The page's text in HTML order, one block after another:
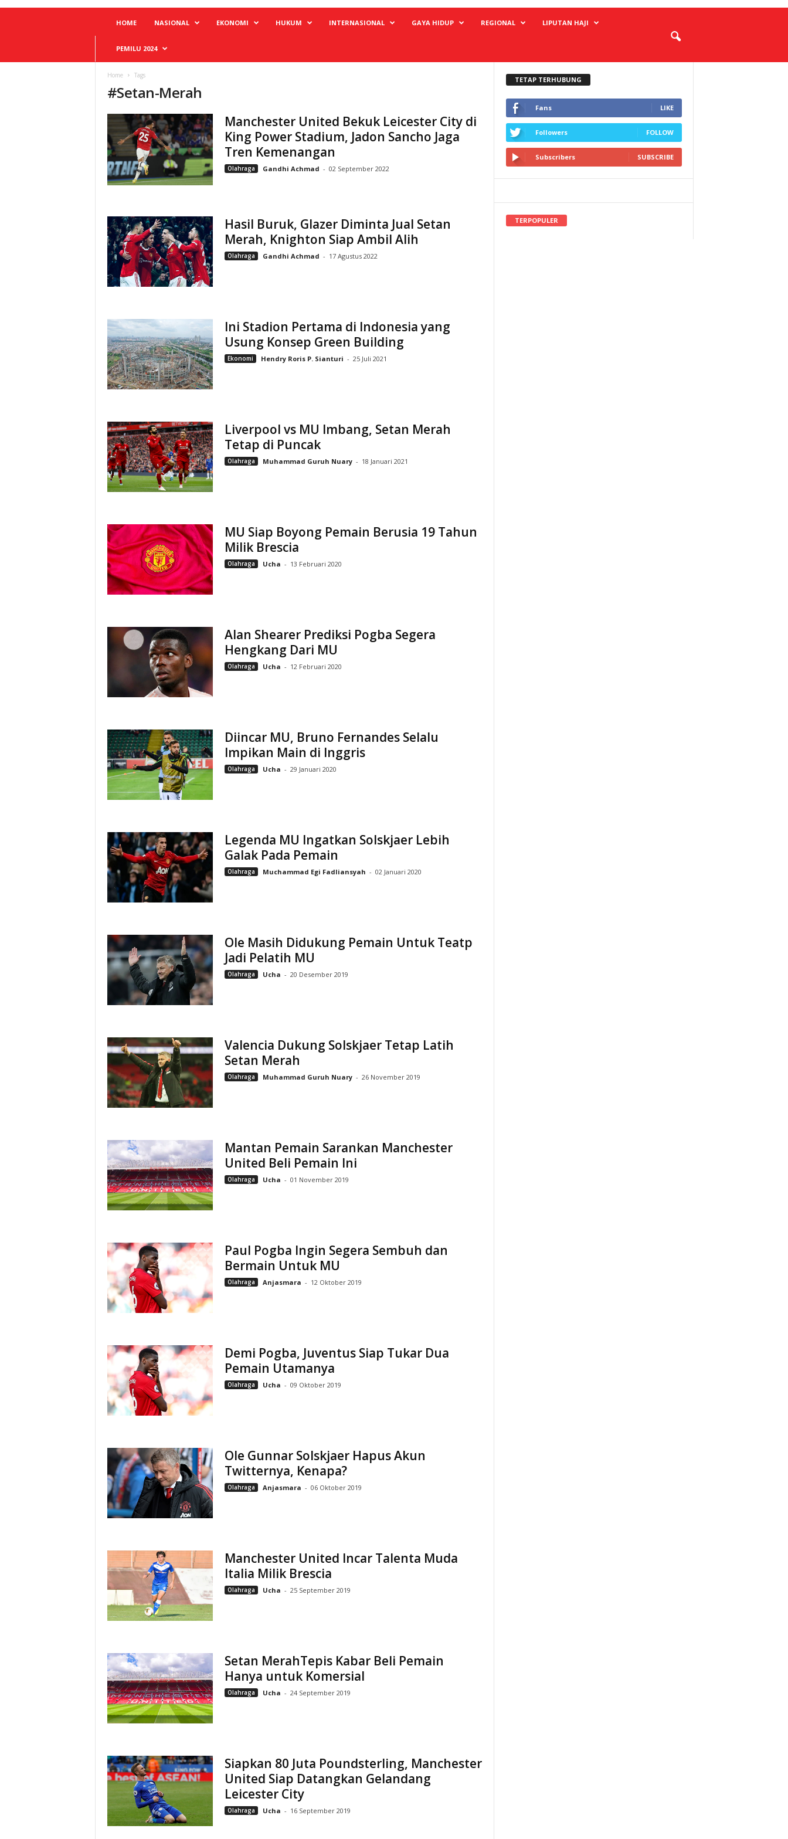
HOME NASIONAL EKONOMI HUKUM INTERNASIONAL GAYA HIDUP REGIONAL LIPUTAN HAJI
PEMILU 2024
Home Tags
#Setan-Merah
Manchester United Bekuk Leicester City di
King Power Stadium, Jadon Sancho Jaga
Tren Kemenangan
Olahraga Gandhi Achmad - 02 September 2022
Hasil Buruk, Glazer Diminta Jual Setan
Merah, Knighton Siap Ambil Alih
Olahraga Gandhi Achmad - 17 Agustus 2022
Ini Stadion Pertama di Indonesia yang
Usung Konsep Green Building
Ekonomi Hendry Roris P. Sianturi - 25 Juli 2021
Liverpool vs MU Imbang, Setan Merah
Tetap di Puncak
Olahraga Muhammad Guruh Nuary - 18 Januari 2021
MU Siap Boyong Pemain Berusia 19 Tahun
Milik Brescia
Olahraga Ucha - 13 Februari 2020
Alan Shearer Prediksi Pogba Segera
Hengkang Dari MU
Olahraga Ucha - 12 Februari 2020
Diincar MU, Bruno Fernandes Selalu
Impikan Main di Inggris
Olahraga Ucha - 29 Januari 2020
Legenda MU Ingatkan Solskjaer Lebih
Galak Pada Pemain
Olahraga Muchammad Egi Fadliansyah - 02 Januari 2020
Ole Masih Didukung Pemain Untuk Teatp
Jadi Pelatih MU
Olahraga Ucha - 20 Desember 2019
Valencia Dukung Solskjaer Tetap Latih
Setan Merah
Olahraga Muhammad Guruh Nuary - 26 November 2019
Mantan Pemain Sarankan Manchester
United Beli Pemain Ini
Olahraga Ucha - 01 November 2019
Paul Pogba Ingin Segera Sembuh dan
Bermain Untuk MU
Olahraga Anjasmara - 12 Oktober 2019
Demi Pogba, Juventus Siap Tukar Dua
Pemain Utamanya
Olahraga Ucha - 09 Oktober 2019
Ole Gunnar Solskjaer Hapus Akun
Twitternya, Kenapa?
Olahraga Anjasmara - 06 Oktober 2019
Manchester United Incar Talenta Muda
Italia Milik Brescia
Olahraga Ucha - 25 September 2019
Setan MerahTepis Kabar Beli Pemain
Hanya untuk Komersial
Olahraga Ucha - 24 September 2019
Siapkan 80 Juta Poundsterling, Manchester
United Siap Datangkan Gelandang
Leicester City
Olahraga Ucha - 16 September 2019
TETAP TERHUBUNG
Fans LIKE
Followers FOLLOW
Subscribers SUBSCRIBE
TERPOPULER